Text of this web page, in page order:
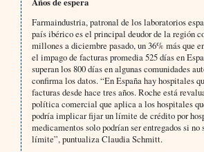
Farmaindustria, patronal de los laboratorios
país ibérico es el principal deudor de la región
millones a diciembre pasado, un 36% más que
el impago de facturas promedia 525 días en
superan los 800 días en algunas comunidades
confirma los datos. “En España hay hospitales
facturas desde hace tres años. Roche está
política comercial que aplica a los hospitales
podría implicar fijar un límite de crédito por
medicamentos solo podrían ser entregados si no
límite”, puntualiza Claudia Schmitt.